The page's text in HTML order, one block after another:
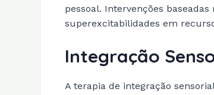
pessoal. Intervenções
superexcitabilidades em
Integração
A terapia de integração